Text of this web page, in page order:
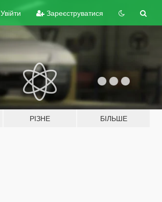
Увійти Зареєструватися
РІЗНЕ БІЛЬШЕ